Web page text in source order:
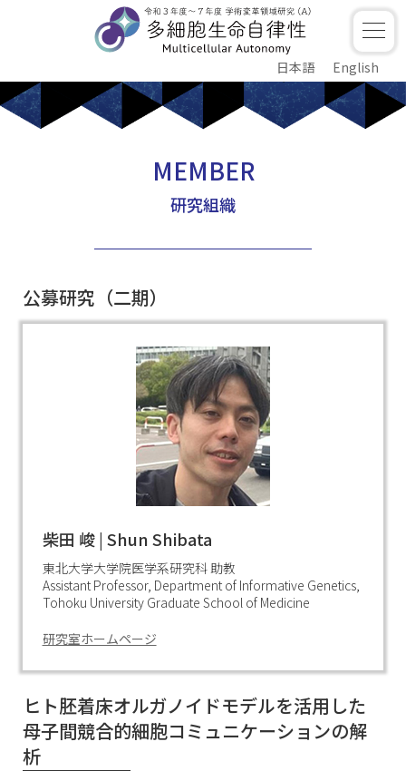
English
日本語
MEMBER
研究組織
公募研究（二期）
柴田 峻 | Shun Shibata
東北大学大学院医学系研究科 助教
Assistant Professor, Department of Informative Genetics,
Tohoku University Graduate School of Medicine
研究室ホームページ
ヒト胚着床オルガノイドモデルを活用した
母子間競合的細胞コミュニケーションの解
析